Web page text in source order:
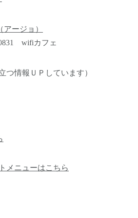
ージョ）
wifiカフェ
つ情報ＵＰしています）
メニューはこちら